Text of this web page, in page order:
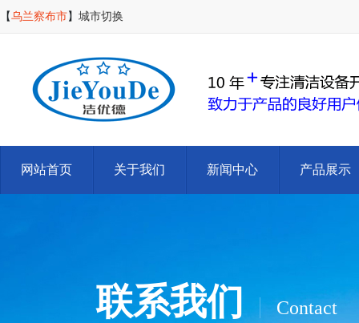
【乌兰察布市】 城市切换
网站首页 关于我们 新闻中心 产品展示
联系我们 Contact